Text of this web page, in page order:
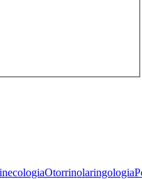
Otorrinolaringologia